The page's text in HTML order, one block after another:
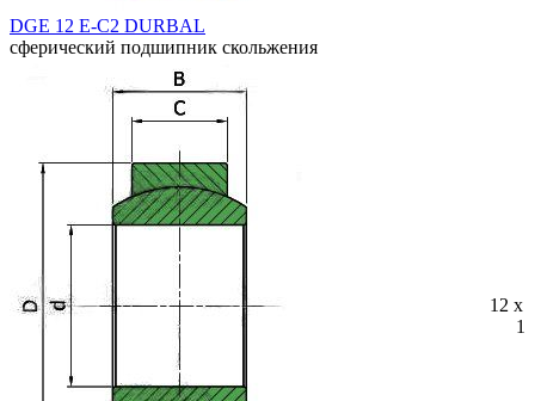
DGE 12 E-C2 DURBAL
сферический подшипник скольжения
12 x
10